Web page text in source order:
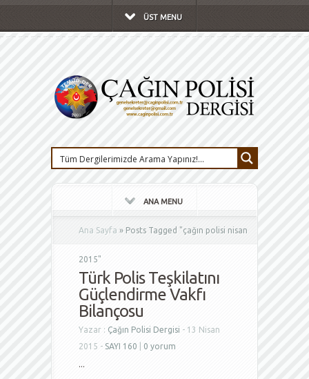
ÜST MENU
ANA MENU
Ana Sayfa » Posts Tagged "çağın polisi nisan
2015"
Türk Polis Teşkilatını
Güçlendirme Vakfı
Bilançosu
Yazar : Çağın Polisi Dergisi - 13 Nisan
2015 - SAYI 160
0 yorum
...